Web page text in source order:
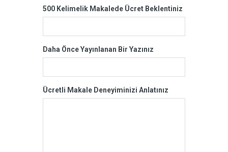
500 Kelimelik Makalede Ücret Beklentiniz
Daha Önce Yayınlanan Bir Yazınız
Ücretli Makale Deneyiminizi Anlatınız